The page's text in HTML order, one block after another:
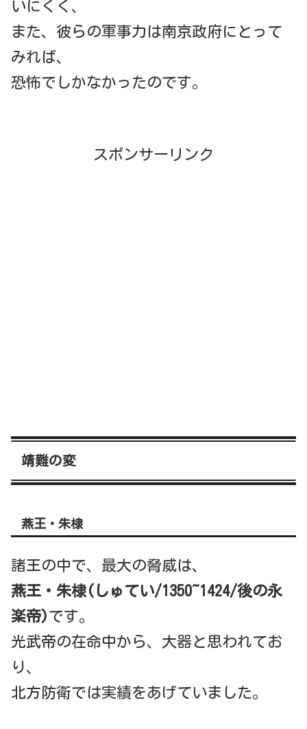
いにくく、
また、彼らの軍事力は南京政府にとって
みれば、
恐怖でしかなかったのです。
スポンサーリンク
靖難の変
燕王・朱棣
諸王の中で、最大の脅威は、
燕王・朱棣(しゅてい/1350~1424/後の永
楽帝)です。
光武帝の在命中から、大器と思われてお
り、
北方防衛では実績をあげていました。